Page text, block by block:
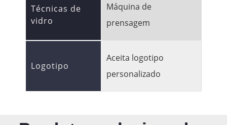
Técnicas de
vidro
Máquina de
prensagem
Logotipo
Aceita logotipo
personalizado